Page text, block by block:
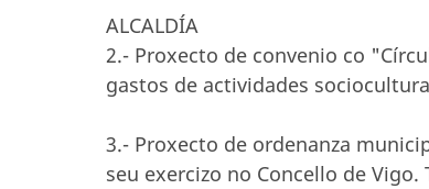
ALCALDÍA
2.- Proxecto de convenio co
gastos de actividades
3.- Proxecto de ordenanza
seu exercizo no Concello de